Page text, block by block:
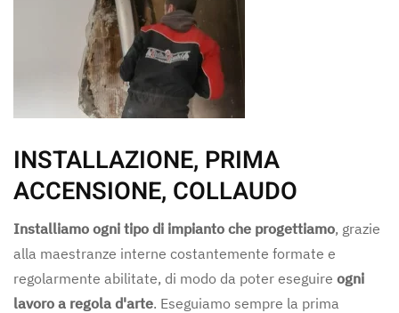
INSTALLAZIONE, PRIMA
ACCENSIONE, COLLAUDO
Installiamo ogni tipo di impianto che progettiamo, grazie
alla maestranze interne costantemente formate e
regolarmente abilitate, di modo da poter eseguire ogni
lavoro a regola d'arte. Eseguiamo sempre la prima